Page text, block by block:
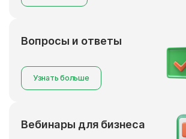
Вопросы и ответы
Узнать больше
Вебинары для бизнеса